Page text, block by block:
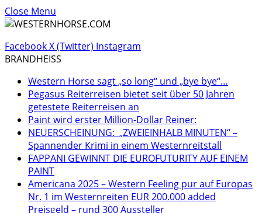
Close Menu
FacebookX (Twitter) Instagram
BRANDHEISS
Western Horse sagt „so long“ und „bye bye“…
Pegasus Reiterreisen bietet seit über 50 Jahren
getestete Reiterreisen an
Paint wird erster Million-Dollar Reiner:
NEUERSCHEINUNG: „ZWEIEINHALB MINUTEN“ –
Spannender Krimi in einem Westernreitstall
FAPPANI GEWINNT DIE EUROFUTURITY AUF EINEM
PAINT
Americana 2025 – Western Feeling pur auf Europas
Nr. 1 im Westernreiten EUR 200.000 added
Preisgeld – rund 300 Aussteller